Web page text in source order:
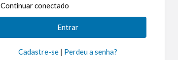
Continuar conectado
Cadastre-se| Perdeu a senha?